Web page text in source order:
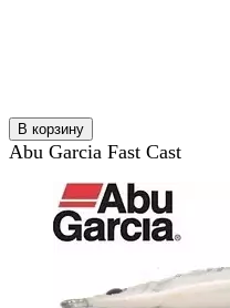
В корзину
Abu Garcia Fast Cast